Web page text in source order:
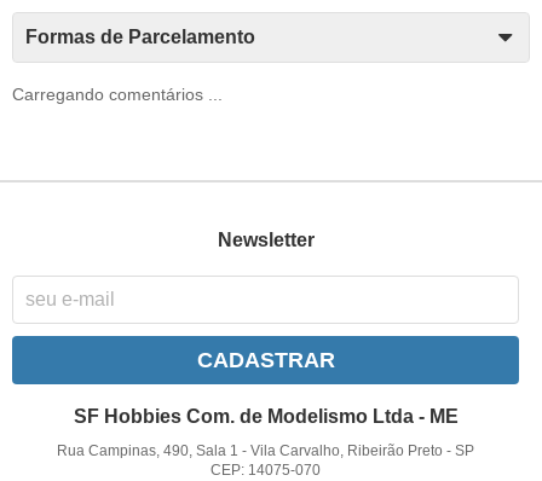
Formas de Parcelamento
Carregando comentários ...
Newsletter
CADASTRAR
SF Hobbies Com. de Modelismo Ltda - ME
Rua Campinas, 490, Sala 1 -Vila Carvalho, Ribeirão Preto -SP
CEP: 14075-070